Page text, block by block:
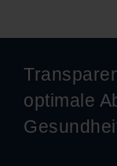
optimale